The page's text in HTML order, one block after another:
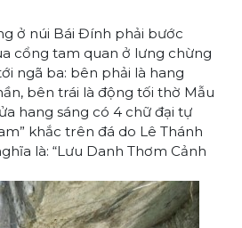
ở núi Bái Đính phải bước
cổng tam quan ở lưng chừng
ngã ba: bên phải là hang
bên trái là động tối thờ Mẫu
hang sáng có 4 chữ đại tự
khắc trên đá do Lê Thánh
là: “Lưu Danh Thơm Cảnh